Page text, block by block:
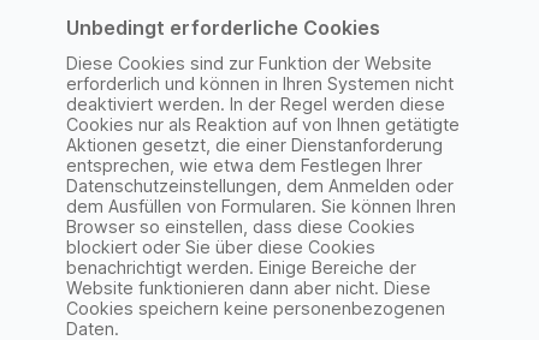
Unbedingt erforderliche Cookies
Diese Cookies sind zur Funktion der Website
erforderlich und können in Ihren Systemen nicht
deaktiviert werden. In der Regel werden diese
Cookies nur als Reaktion auf von Ihnen getätigte
Aktionen gesetzt, die einer Dienstanforderung
entsprechen, wie etwa dem Festlegen Ihrer
Datenschutzeinstellungen, dem Anmelden oder
dem Ausfüllen von Formularen. Sie können Ihren
Browser so einstellen, dass diese Cookies
blockiert oder Sie über diese Cookies
benachrichtigt werden. Einige Bereiche der
Website funktionieren dann aber nicht. Diese
Cookies speichern keine personenbezogenen
Daten.